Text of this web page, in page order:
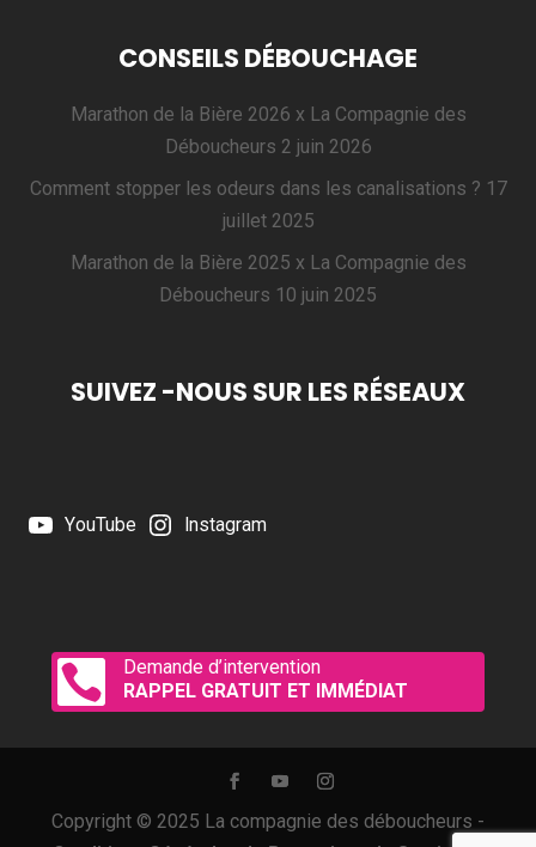
CONSEILS DÉBOUCHAGE
Marathon de la Bière 2026 x La Compagnie des
Déboucheurs 2 juin 2026
Comment stopper les odeurs dans les canalisations ? 17
juillet 2025
Marathon de la Bière 2025 x La Compagnie des
Déboucheurs 10 juin 2025
SUIVEZ -NOUS SUR LES RÉSEAUX
YouTube Instagram

Demande d’intervention
RAPPEL GRATUIT ET IMMÉDIAT
Copyright © 2025 La compagnie des déboucheurs -